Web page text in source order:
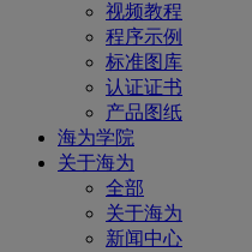
视频教程
程序示例
标准图库
认证证书
产品图纸
海为学院
关于海为
全部
关于海为
新闻中心